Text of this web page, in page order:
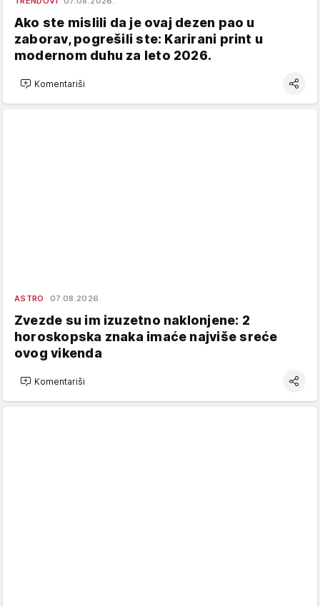
Ako ste mislili da je ovaj dezen pao u
zaborav, pogrešili ste: Karirani print u
modernom duhu za leto 2026.
Komentariši
ASTRO 07.08.2026.
Zvezde su im izuzetno naklonjene: 2
horoskopska znaka imaće najviše sreće
ovog vikenda
Komentariši